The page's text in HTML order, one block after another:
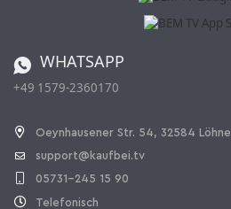
Vertrag widerrufen
WHATSAPP
+49 1579-2360170
Oeynhausener Str. 54, 32584 Löhne
support@kaufbei.tv
05731-245 15 90
Telefonisch